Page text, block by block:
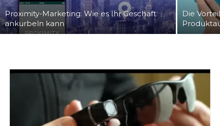
Proximity-Marketing: Wie es Ihr Geschäft
ankurbeln kann
Die